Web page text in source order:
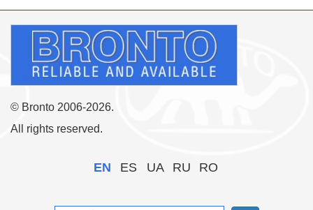
© Bronto 2006-2026.
All rights reserved.
EN ES UA RU RO